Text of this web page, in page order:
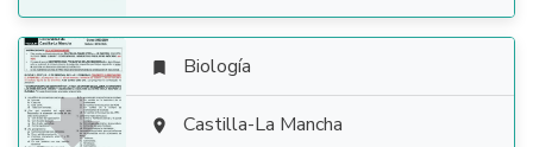
 Biología
 Castilla-La Mancha